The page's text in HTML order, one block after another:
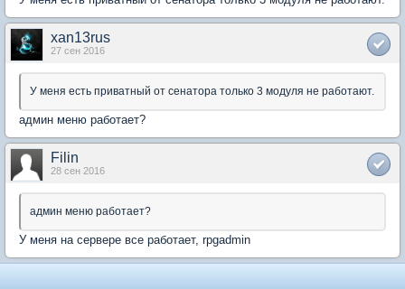
xan13rus
27 сен 2016
У меня есть приватный от сенатора только 3 модуля не работают.
админ меню работает?
Filin
28 сен 2016
админ меню работает?
У меня на сервере все работает, rpgadmin